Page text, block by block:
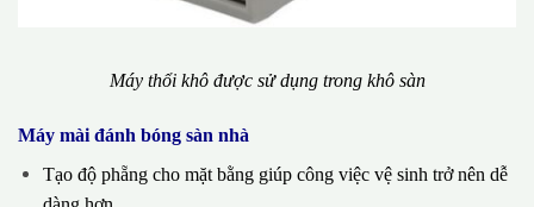
Máy thổi khô được sử dụng trong khô sàn
Máy mài đánh bóng sàn nhà
Tạo độ phẵng cho mặt bằng giúp công việc vệ sinh trở nên dễ